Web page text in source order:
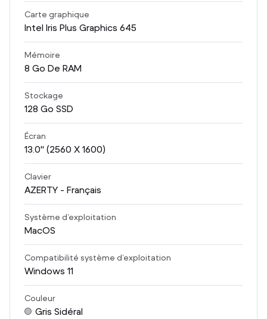
Carte graphique
Intel Iris Plus Graphics 645
Mémoire
8 Go De RAM
Stockage
128 Go SSD
Écran
13.0" (2560 X 1600)
Clavier
AZERTY - Français
Système d’exploitation
MacOS
Compatibilité système d’exploitation
Windows 11
Couleur
Gris Sidéral